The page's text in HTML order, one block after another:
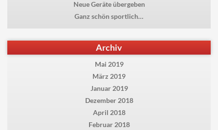
Neue Geräte übergeben
Ganz schön sportlich…
Archiv
Mai 2019
März 2019
Januar 2019
Dezember 2018
April 2018
Februar 2018